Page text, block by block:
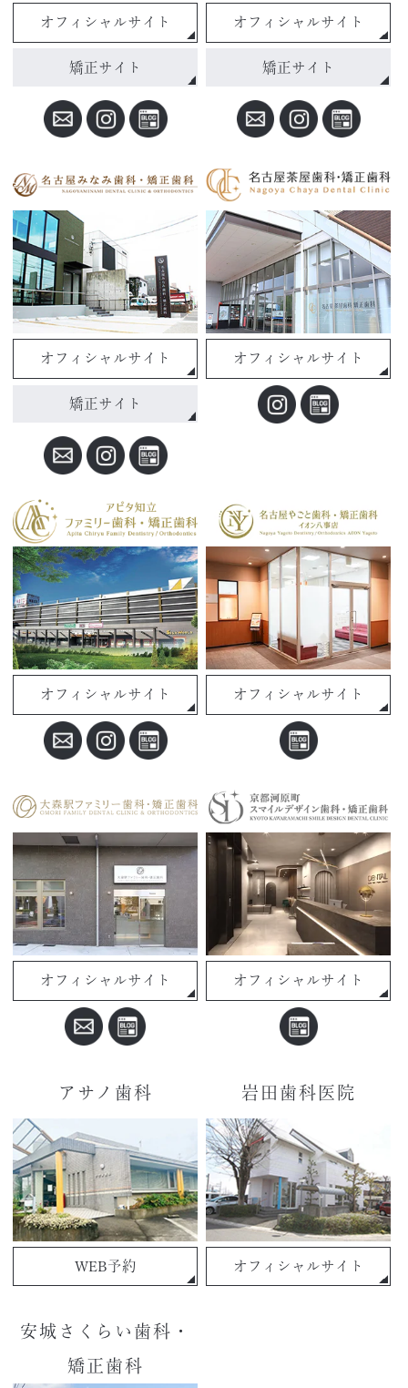
オフィシャルサイト
矯正サイト
オフィシャルサイト
矯正サイト
オフィシャルサイト
矯正サイト
オフィシャルサイト
オフィシャルサイト オフィシャルサイト
オフィシャルサイト オフィシャルサイト
アサノ歯科
WEB予約
岩田歯科医院
オフィシャルサイト
安城さくらい歯科・
矯正歯科